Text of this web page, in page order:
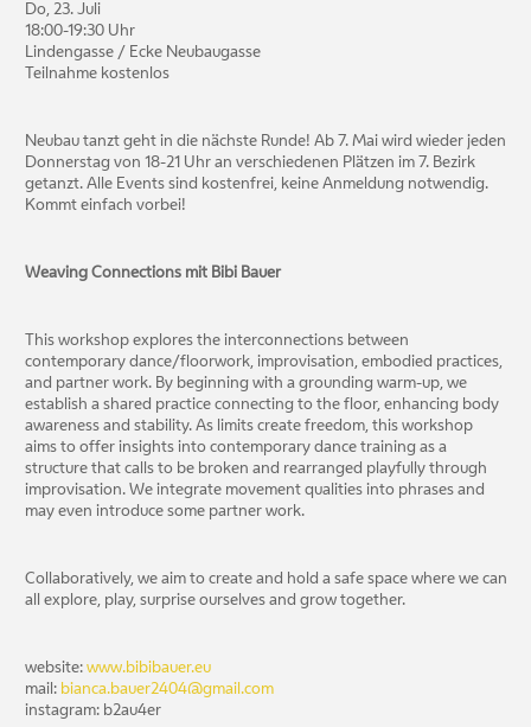
Do, 23. Juli
18:00-19:30 Uhr
Lindengasse / Ecke Neubaugasse
Teilnahme kostenlos
Neubau tanzt geht in die nächste Runde! Ab 7. Mai wird wieder jeden
Donnerstag von 18-21 Uhr an verschiedenen Plätzen im 7. Bezirk
getanzt. Alle Events sind kostenfrei, keine Anmeldung notwendig.
Kommt einfach vorbei!
Weaving Connections mit Bibi Bauer
This workshop explores the interconnections between
contemporary dance/floorwork, improvisation, embodied practices,
and partner work. By beginning with a grounding warm-up, we
establish a shared practice connecting to the floor, enhancing body
awareness and stability. As limits create freedom, this workshop
aims to offer insights into contemporary dance training as a
structure that calls to be broken and rearranged playfully through
improvisation. We integrate movement qualities into phrases and
may even introduce some partner work.
Collaboratively, we aim to create and hold a safe space where we can
all explore, play, surprise ourselves and grow together.
website: www.bibibauer.eu
mail: bianca.bauer2404@gmail.com
instagram: b2au4er